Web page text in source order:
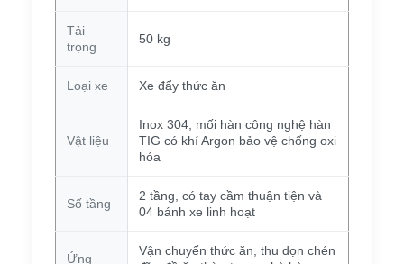
Tải
trọng
50 kg
Loại xe Xe đẩy thức ăn
Vật liệu
Inox 304, mối hàn công nghệ hàn
TIG có khí Argon bảo vệ chống oxi
hóa
Số tầng
2 tầng, có tay cầm thuận tiện và
04 bánh xe linh hoạt
Ứng
Vận chuyển thức ăn, thu dọn chén